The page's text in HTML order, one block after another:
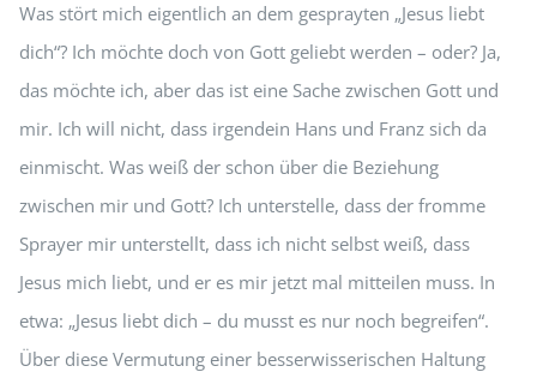
Was stört mich eigentlich an dem gesprayten „Jesus liebt
dich“? Ich möchte doch von Gott geliebt werden – oder? Ja,
das möchte ich, aber das ist eine Sache zwischen Gott und
mir. Ich will nicht, dass irgendein Hans und Franz sich da
einmischt. Was weiß der schon über die Beziehung
zwischen mir und Gott? Ich unterstelle, dass der fromme
Sprayer mir unterstellt, dass ich nicht selbst weiß, dass
Jesus mich liebt, und er es mir jetzt mal mitteilen muss. In
etwa: „Jesus liebt dich – du musst es nur noch begreifen“.
Über diese Vermutung einer besserwisserischen Haltung